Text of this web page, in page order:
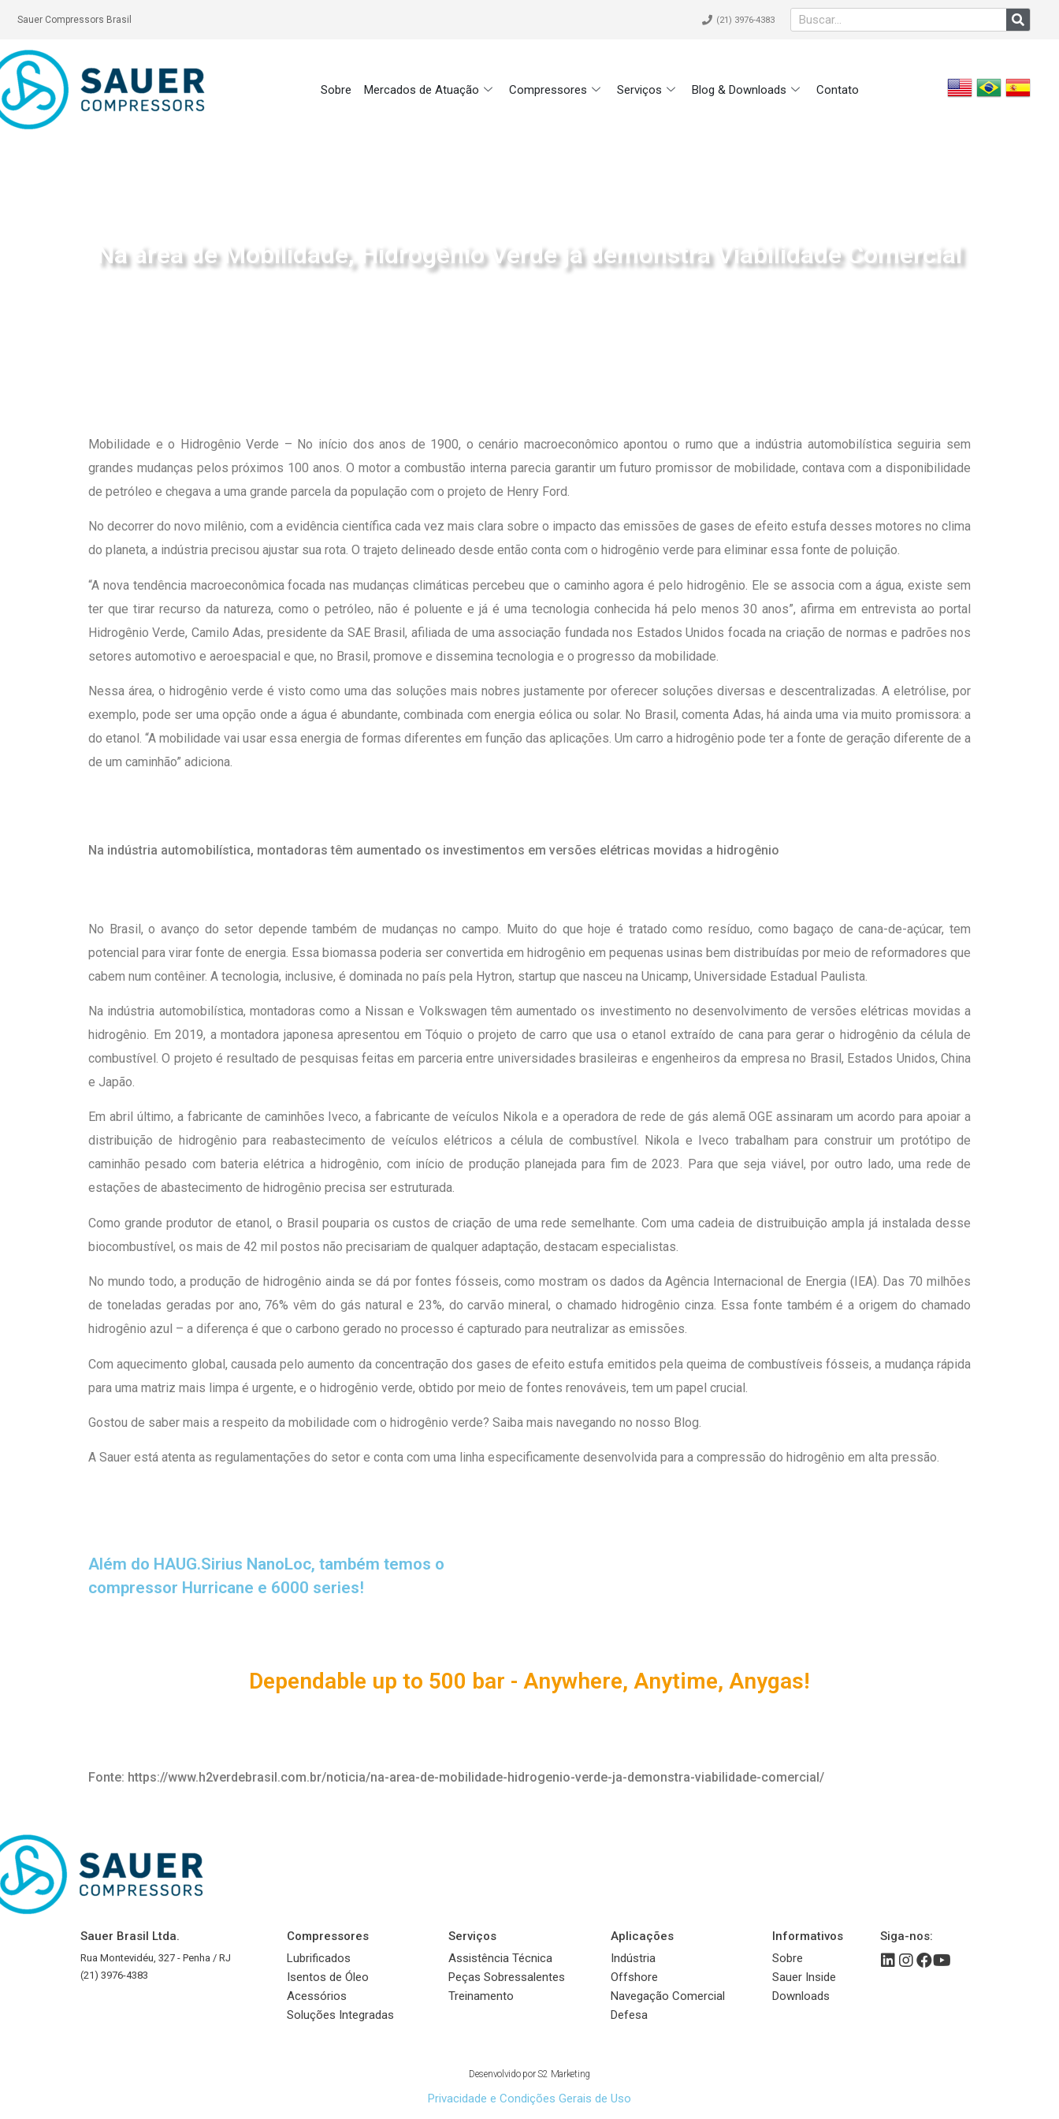
Sauer Compressors Brasil (21) 3976-4383
Sobre Mercados de Atuação Compressores Serviços Blog & Downloads Contato
Na área de Mobilidade, Hidrogênio Verde já demonstra Viabilidade Comercial
Mobilidade e o Hidrogênio Verde – No início dos anos de 1900, o cenário macroeconômico apontou o rumo que a indústria automobilística seguiria sem
grandes mudanças pelos próximos 100 anos. O motor a combustão interna parecia garantir um futuro promissor de mobilidade, contava com a disponibilidade
de petróleo e chegava a uma grande parcela da população com o projeto de Henry Ford.
No decorrer do novo milênio, com a evidência científica cada vez mais clara sobre o impacto das emissões de gases de efeito estufa desses motores no clima
do planeta, a indústria precisou ajustar sua rota. O trajeto delineado desde então conta com o hidrogênio verde para eliminar essa fonte de poluição.
“A nova tendência macroeconômica focada nas mudanças climáticas percebeu que o caminho agora é pelo hidrogênio. Ele se associa com a água, existe sem
ter que tirar recurso da natureza, como o petróleo, não é poluente e já é uma tecnologia conhecida há pelo menos 30 anos”, afirma em entrevista ao portal
Hidrogênio Verde, Camilo Adas, presidente da SAE Brasil, afiliada de uma associação fundada nos Estados Unidos focada na criação de normas e padrões nos
setores automotivo e aeroespacial e que, no Brasil, promove e dissemina tecnologia e o progresso da mobilidade.
Nessa área, o hidrogênio verde é visto como uma das soluções mais nobres justamente por oferecer soluções diversas e descentralizadas. A eletrólise, por
exemplo, pode ser uma opção onde a água é abundante, combinada com energia eólica ou solar. No Brasil, comenta Adas, há ainda uma via muito promissora: a
do etanol. “A mobilidade vai usar essa energia de formas diferentes em função das aplicações. Um carro a hidrogênio pode ter a fonte de geração diferente de a
de um caminhão” adiciona.
Na indústria automobilística, montadoras têm aumentado os investimentos em versões elétricas movidas a hidrogênio
No Brasil, o avanço do setor depende também de mudanças no campo. Muito do que hoje é tratado como resíduo, como bagaço de cana-de-açúcar, tem
potencial para virar fonte de energia. Essa biomassa poderia ser convertida em hidrogênio em pequenas usinas bem distribuídas por meio de reformadores que
cabem num contêiner. A tecnologia, inclusive, é dominada no país pela Hytron, startup que nasceu na Unicamp, Universidade Estadual Paulista.
Na indústria automobilística, montadoras como a Nissan e Volkswagen têm aumentado os investimento no desenvolvimento de versões elétricas movidas a
hidrogênio. Em 2019, a montadora japonesa apresentou em Tóquio o projeto de carro que usa o etanol extraído de cana para gerar o hidrogênio da célula de
combustível. O projeto é resultado de pesquisas feitas em parceria entre universidades brasileiras e engenheiros da empresa no Brasil, Estados Unidos, China
e Japão.
Em abril último, a fabricante de caminhões Iveco, a fabricante de veículos Nikola e a operadora de rede de gás alemã OGE assinaram um acordo para apoiar a
distribuição de hidrogênio para reabastecimento de veículos elétricos a célula de combustível. Nikola e Iveco trabalham para construir um protótipo de
caminhão pesado com bateria elétrica a hidrogênio, com início de produção planejada para fim de 2023. Para que seja viável, por outro lado, uma rede de
estações de abastecimento de hidrogênio precisa ser estruturada.
Como grande produtor de etanol, o Brasil pouparia os custos de criação de uma rede semelhante. Com uma cadeia de distruibuição ampla já instalada desse
biocombustível, os mais de 42 mil postos não precisariam de qualquer adaptação, destacam especialistas.
No mundo todo, a produção de hidrogênio ainda se dá por fontes fósseis, como mostram os dados da Agência Internacional de Energia (IEA). Das 70 milhões
de toneladas geradas por ano, 76% vêm do gás natural e 23%, do carvão mineral, o chamado hidrogênio cinza. Essa fonte também é a origem do chamado
hidrogênio azul – a diferença é que o carbono gerado no processo é capturado para neutralizar as emissões.
Com aquecimento global, causada pelo aumento da concentração dos gases de efeito estufa emitidos pela queima de combustíveis fósseis, a mudança rápida
para uma matriz mais limpa é urgente, e o hidrogênio verde, obtido por meio de fontes renováveis, tem um papel crucial.
Gostou de saber mais a respeito da mobilidade com o hidrogênio verde? Saiba mais navegando no nosso Blog.
A Sauer está atenta as regulamentações do setor e conta com uma linha especificamente desenvolvida para a compressão do hidrogênio em alta pressão.
Além do HAUG.Sirius NanoLoc, também temos o
compressor Hurricane e 6000 series!
Dependable up to 500 bar - Anywhere, Anytime, Anygas!
Fonte: https://www.h2verdebrasil.com.br/noticia/na-area-de-mobilidade-hidrogenio-verde-ja-demonstra-viabilidade-comercial/
Sauer Brasil Ltda.
Rua Montevidéu, 327 - Penha / RJ
(21) 3976-4383
Compressores
Lubrificados
Isentos de Óleo
Acessórios
Soluções Integradas
Serviços
Assistência Técnica
Peças Sobressalentes
Treinamento
Aplicações
Indústria
Offshore
Navegação Comercial
Defesa
Informativos
Sobre
Sauer Inside
Downloads
Siga-nos:
Desenvolvido porS2 Marketing
Privacidade e Condições Gerais de Uso